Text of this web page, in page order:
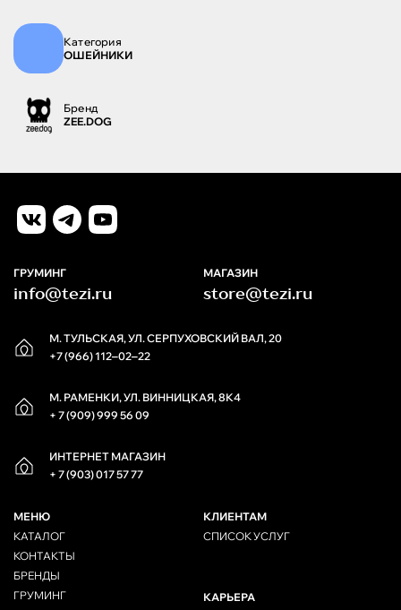
Категория
ОШЕЙНИКИ
Бренд
ZEE.DOG
М. ТУЛЬСКАЯ, УЛ. СЕРПУХОВСКИЙ ВАЛ, 20
+7 (966) 112‒02‒22
М. РАМЕНКИ, УЛ. ВИННИЦКАЯ, 8К4
+ 7 (909) 999 56 09
ИНТЕРНЕТ МАГАЗИН
+ 7 (903) 017 57 77
ГРУМИНГ
info@tezi.ru
МАГАЗИН
store@tezi.ru
МЕНЮ
КАТАЛОГ
КОНТАКТЫ
БРЕНДЫ
ГРУМИНГ
КЛИЕНТАМ
СПИСОК УСЛУГ
КАРЬЕРА